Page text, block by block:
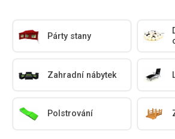
Párty stany
Zahradní nábytek
Polstrování